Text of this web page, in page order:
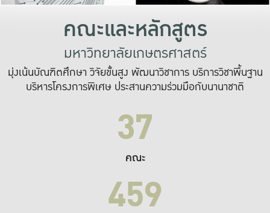
คณะและหลักสูตร
มหาวิทยาลัยเกษตรศาสตร์
มุ่งเน้นบัณฑิตศึกษา วิจัยขั้นสูง พัฒนาวิชาการ บริการวิชาพื้นฐาน
บริหารโครงการพิเศษ ประสานความร่วมมือกับนานาชาติ
37
คณะ
459